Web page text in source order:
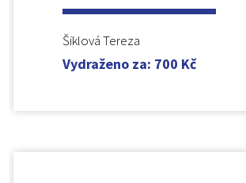
Šiklová Tereza
Vydraženo za: 700 Kč